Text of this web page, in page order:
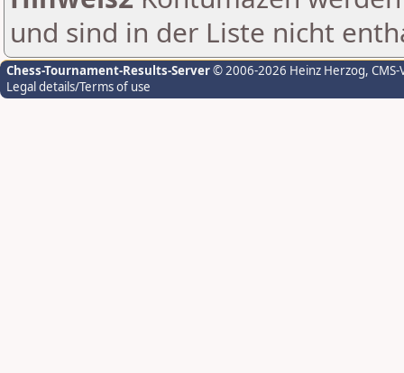
und sind in der Liste nicht
Chess-Tournament-Results-Server© 2006-2026 Heinz Herzog,
Legal details/Terms of use